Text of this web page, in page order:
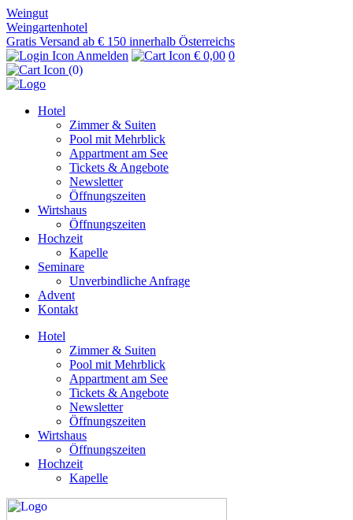
Weingut
Weingartenhotel
Gratis Versand ab € 150 innerhalb Österreichs
Anmelden
€ 0,00 0
(0)
Hotel
Zimmer & Suiten
Pool mit Mehrblick
Appartment am See
Tickets & Angebote
Newsletter
Öffnungszeiten
Wirtshaus
Öffnungszeiten
Hochzeit
Kapelle
Seminare
Unverbindliche Anfrage
Advent
Kontakt
Hotel
Zimmer & Suiten
Pool mit Mehrblick
Appartment am See
Tickets & Angebote
Newsletter
Öffnungszeiten
Wirtshaus
Öffnungszeiten
Hochzeit
Kapelle